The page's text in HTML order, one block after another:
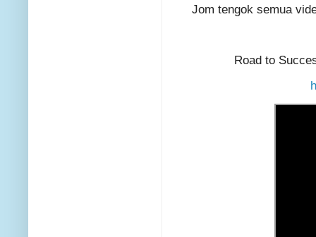
Jom tengok semua
Road to